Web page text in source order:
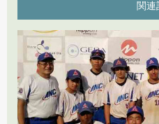
2017年6月23日
スポーツで広げる
2017年6月7日
北海道での挑戦
2019年4月4日
第5回「ブラジル野
2019年3月5日
第4回「新チーム始
関連